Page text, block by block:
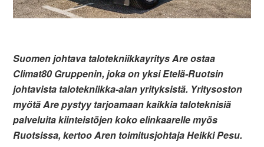
Suomen johtava talotekniikkayritys Are ostaa
Climat80 Gruppenin, joka on yksi Etelä-Ruotsin
johtavista talotekniikka-alan yrityksistä. Yritysoston
myötä Are pystyy tarjoamaan kaikkia taloteknisiä
palveluita kiinteistöjen koko elinkaarelle myös
Ruotsissa, kertoo Aren toimitusjohtaja Heikki Pesu.